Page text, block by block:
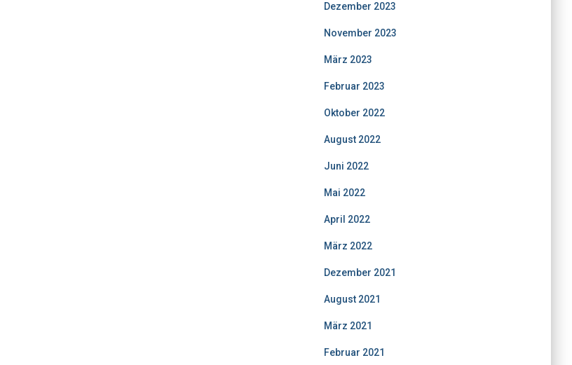
Dezember 2023
November 2023
März 2023
Februar 2023
Oktober 2022
August 2022
Juni 2022
Mai 2022
April 2022
März 2022
Dezember 2021
August 2021
März 2021
Februar 2021